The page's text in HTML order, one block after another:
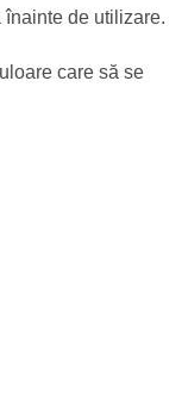
înainte de utilizare.
care să se